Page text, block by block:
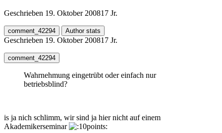
Geschrieben 19. Oktober 200817 Jr.
comment_42294 Author stats
Geschrieben 19. Oktober 200817 Jr.
comment_42294
Wahrnehmung eingetrübt oder einfach nur
betriebsblind?
is ja nich schlimm, wir sind ja hier nicht auf einem
Akademikerseminar